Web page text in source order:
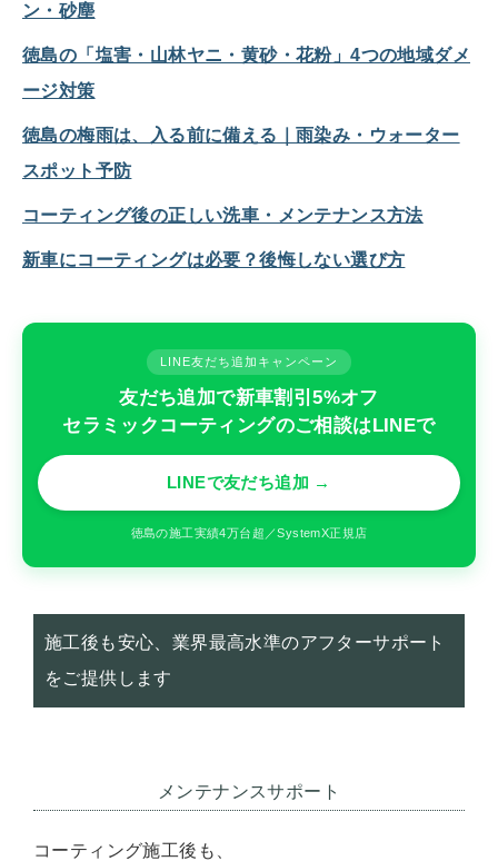
ン・砂塵
徳島の「塩害・山林ヤニ・黄砂・花粉」4つの地域ダメ
ージ対策
徳島の梅雨は、入る前に備える｜雨染み・ウォーター
スポット予防
コーティング後の正しい洗車・メンテナンス方法
新車にコーティングは必要？後悔しない選び方
LINE友だち追加キャンペーン
友だち追加で新車割引5%オフ
セラミックコーティングのご相談はLINEで
LINEで友だち追加 →
徳島の施工実績4万台超／SystemX正規店
施工後も安心、業界最高水準のアフターサポート
をご提供します
メンテナンスサポート
コーティング施工後も、